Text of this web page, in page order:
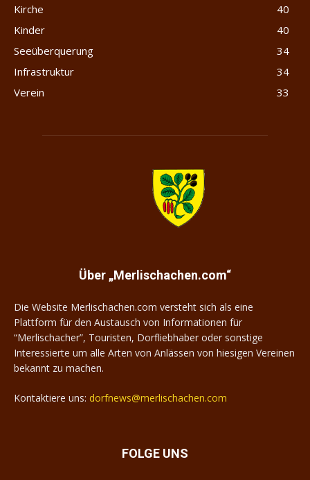
Kirche
40
Kinder
40
Seeüberquerung
34
Infrastruktur
34
Verein
33
Über „Merlischachen.com“
Die Website Merlischachen.com versteht sich als eine
Plattform für den Austausch von Informationen für
“Merlischacher”, Touristen, Dorfliebhaber oder sonstige
Interessierte um alle Arten von Anlässen von hiesigen Vereinen
bekannt zu machen.
Kontaktiere uns: dorfnews@merlischachen.com
FOLGE UNS